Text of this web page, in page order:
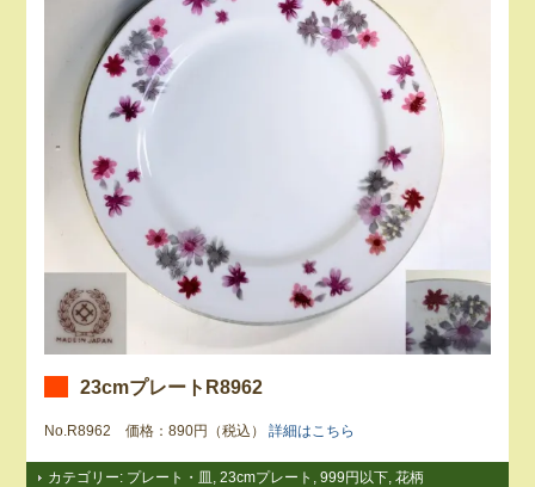
23cmプレートR8962
No.R8962 価格：890円（税込）詳細はこちら
カテゴリー: プレート・皿 ,23cmプレート ,999円以下 ,花柄